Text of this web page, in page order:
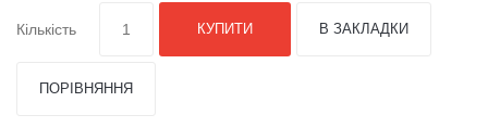
Кількість КУПИТИ В ЗАКЛАДКИ
ПОРІВНЯННЯ